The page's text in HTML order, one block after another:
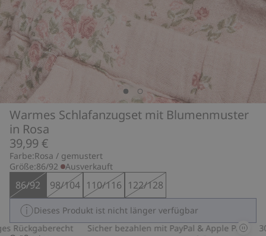
Warmes Schlafanzugset mit Blumenmuster
in Rosa
39,99 €
Farbe:Rosa / gemustert
Größe:86/92 Ausverkauft
86/92 98/104 110/116 122/128
Dieses Produkt ist nicht länger verfügbar
Sicher bezahlen mit PayPal & Apple Pay 30-